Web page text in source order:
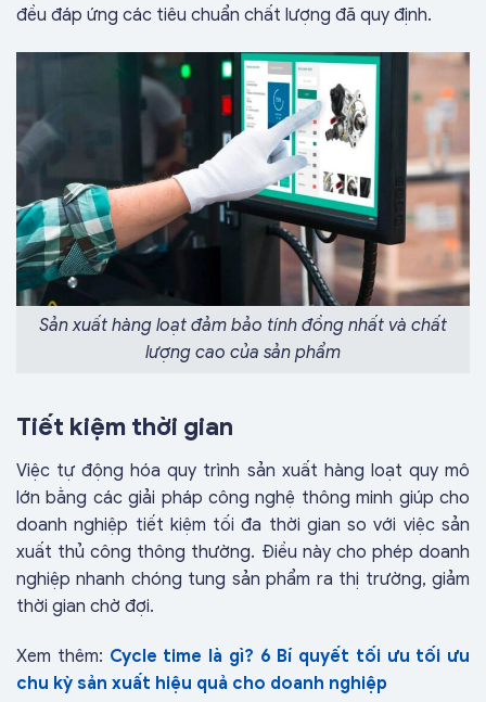
đều đáp ứng các tiêu chuẩn chất lượng đã quy định.
Sản xuất hàng loạt đảm bảo tính đồng nhất và chất
lượng cao của sản phẩm
Tiết kiệm thời gian
Việc tự động hóa quy trình sản xuất hàng loạt quy mô
lớn bằng các giải pháp công nghệ thông minh giúp cho
doanh nghiệp tiết kiệm tối đa thời gian so với việc sản
xuất thủ công thông thường. Điều này cho phép doanh
nghiệp nhanh chóng tung sản phẩm ra thị trường, giảm
thời gian chờ đợi.
Xem thêm: Cycle time là gì? 6 Bí quyết tối ưu tối ưu
chu kỳ sản xuất hiệu quả cho doanh nghiệp